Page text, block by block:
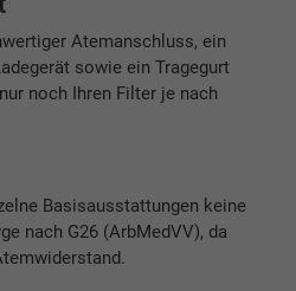
Atemanschluss, ein
sowie ein Tragegurt
noch Ihren Filter je nach
Basisausstattungen keine
nach G26 (ArbMedVV), da